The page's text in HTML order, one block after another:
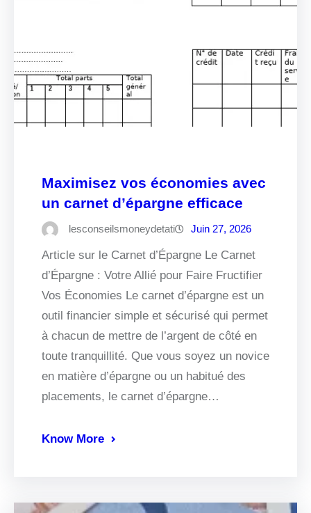
Maximisez vos économies avec
un carnet d’épargne efficace
lesconseilsmoneydetati Juin 27, 2026
Article sur le Carnet d’Épargne Le Carnet
d’Épargne : Votre Allié pour Faire Fructifier
Vos Économies Le carnet d’épargne est un
outil financier simple et sécurisé qui permet
à chacun de mettre de l’argent de côté en
toute tranquillité. Que vous soyez un novice
en matière d’épargne ou un habitué des
placements, le carnet d’épargne…
Know More